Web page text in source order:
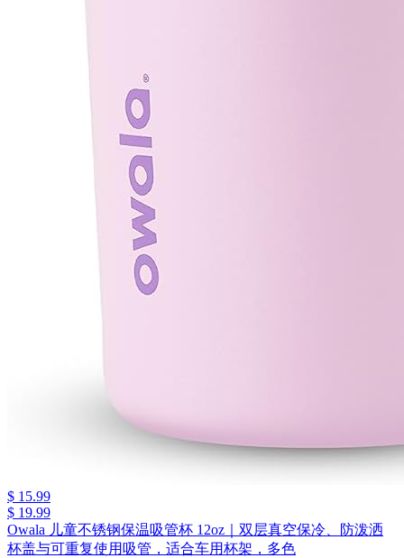
$ 15.99
$ 19.99
Owala 儿童不锈钢保温吸管杯 12oz｜双层真空保冷、防泼洒
杯盖与可重复使用吸管，适合车用杯架，多色